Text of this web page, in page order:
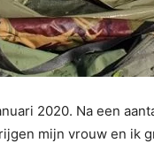
2020. Na een
mijn vrouw en ik